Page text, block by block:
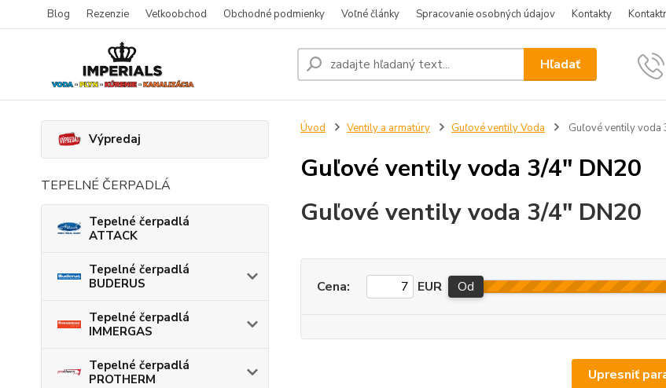
Blog Rezenzie Veľkoobchod Obchodné podmienky Voľné články Spracovanie osobných údajov Kontakty
Hľadať
Výpredaj
TEPELNÉ ČERPADLÁ
Tepelné čerpadlá
ATTACK
Tepelné čerpadlá
BUDERUS
Tepelné čerpadlá
IMMERGAS
Tepelné čerpadlá
PROTHERM
Úvod Ventily a armatúry Guľové ventily Voda Guľové ventily voda
Guľové ventily voda 3/4" DN20
Guľové ventily voda 3/4" DN20
Upresniť
Cena: EUR Od